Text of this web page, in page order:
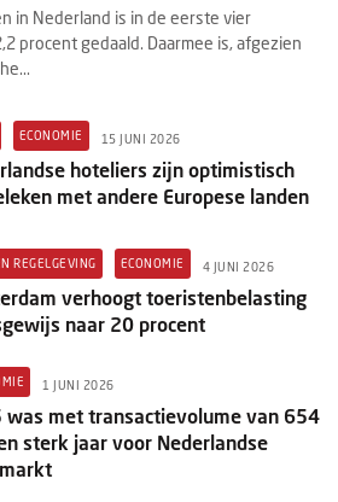
in Nederland is in de eerste vier
procent gedaald. Daarmee is, afgezien
ECONOMIE 15 JUNI 2026
hoteliers zijn optimistisch
met andere Europese landen
REGELGEVING ECONOMIE 4 JUNI 2026
verhoogt toeristenbelasting
naar 20 procent
1 JUNI 2026
was met transactievolume van 654
sterk jaar voor Nederlandse